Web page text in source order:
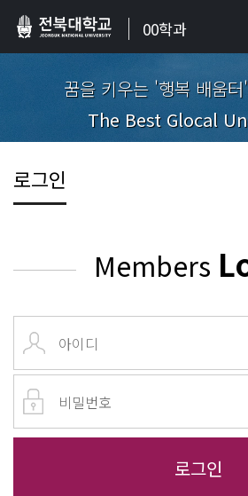
00학과
꿈을 키우는 '행복 배움
The Best Glocal
로그인
Members